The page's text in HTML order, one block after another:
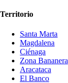
Territorio
Santa Marta
Magdalena
Ciénaga
Zona Bananera
Aracataca
El Banco